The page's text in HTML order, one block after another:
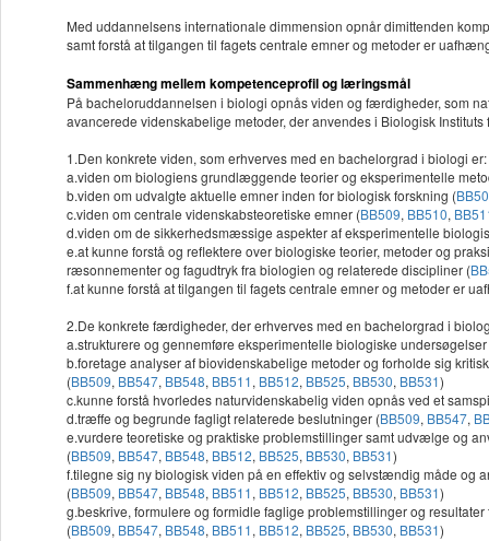
Med uddannelsens internationale dimmension opnår dimittenden
samt forstå at tilgangen til fagets centrale emner og metoder er
Sammenhæng mellem kompetenceprofil og læringsmål
På bacheloruddannelsen i biologi opnås viden og færdigheder, som
avancerede videnskabelige metoder, der anvendes i Biologisk
1.Den konkrete viden, som erhverves med en bachelorgrad i biologi er:
a.viden om biologiens grundlæggende teorier og eksperimentelle
b.viden om udvalgte aktuelle emner inden for biologisk forskning (
c.viden om centrale videnskabsteoretiske emner (BB509, BB510,
d.viden om de sikkerhedsmæssige aspekter af eksperimentelle
e.at kunne forstå og reflektere over biologiske teorier, metoder og
ræsonnementer og fagudtryk fra biologien og relaterede discipliner (
f.at kunne forstå at tilgangen til fagets centrale emner og metoder er
2.De konkrete færdigheder, der erhverves med en bachelorgrad i
a.strukturere og gennemføre eksperimentelle biologiske
b.foretage analyser af biovidenskabelige metoder og forholde sig
(BB509, BB547, BB548, BB511, BB512, BB525, BB530, BB531)
c.kunne forstå hvorledes naturvidenskabelig viden opnås ved et
d.træffe og begrunde fagligt relaterede beslutninger (BB509, BB547,
e.vurdere teoretiske og praktiske problemstillinger samt udvælge og
(BB509, BB547, BB548, BB512, BB525, BB530, BB531)
f.tilegne sig ny biologisk viden på en effektiv og selvstændig måde og
(BB509, BB547, BB548, BB511, BB512, BB525, BB530, BB531)
g.beskrive, formulere og formidle faglige problemstillinger og
(BB509, BB547, BB548, BB511, BB512, BB525, BB530, BB531)